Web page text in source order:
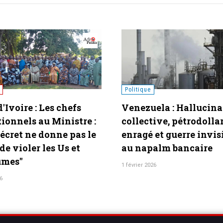
Politique
Côte d’Ivoire : Appel à la
mobilisation générale pour
tout bloquer — parce que «
Trop, c’est trop ! »
» à
?